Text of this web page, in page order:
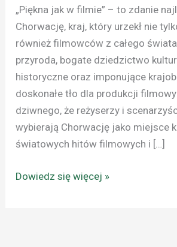
„Piękna jak w filmie” – to zdanie
Chorwację, kraj, który urzekł nie
również filmowców z całego
przyroda, bogate dziedzictwo
historyczne oraz imponujące
doskonałe tło dla produkcji
dziwnego, że reżyserzy i
wybierają Chorwację jako miejsce
światowych hitów filmowych i […]
Dowiedz się więcej »